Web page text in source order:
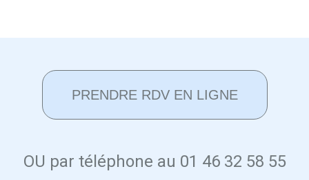
PRENDRE RDV EN LIGNE
OU par téléphone au 01 46 32 58 55